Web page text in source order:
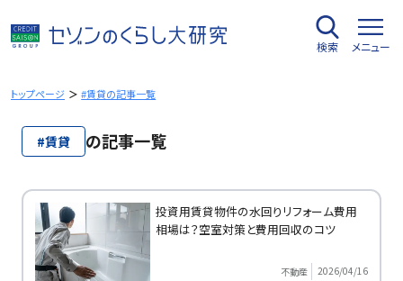
容
を
キ
検索 メニュー
トップページ #賃貸の記事一覧
#賃貸 の記事一覧
投資用賃貸物件の水回りリフォーム費用
相場は？空室対策と費用回収のコツ
不動産 2026/04/16